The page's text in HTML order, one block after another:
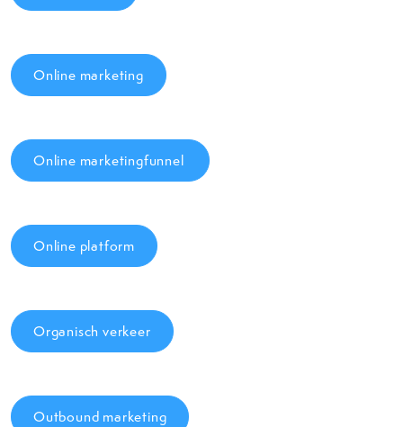
Online marketing
Online marketingfunnel
Online platform
Organisch verkeer
Outbound marketing